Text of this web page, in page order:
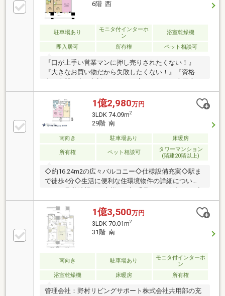
可能◇ペット飼育可能（規約あり）◆その他充実の共
用部
6階 西
駐車場あり
モニタ付インターホ
ン
浴室乾燥機
即入居可 所有権 ペット相談可
『口が上手い営業マンに押し売りされたくない！』
『大きなお買い物だから失敗したくない！』『資格の
門、実績・経験多数の有資格者のエージェントが、お
客様お一人お一人のお考えを大切にします。
1億2,980万円
3LDK 74.09m2
29階 南
南向き 駐車場あり 床暖房
所有権 ペット相談可
タワーマンション
(階建20階以上)
◇約16.24m2の広々バルコニー◇仕様設備充実◇駅ま
で徒歩4分◇生活に便利な住環境物件の詳細につい
絡下さい。お問い合わせ専用フリーダイヤル 【0120-
104-633】
1億3,500万円
3LDK 70.01m2
31階 南
南向き 駐車場あり
モニタ付インターホ
ン
浴室乾燥機
床暖房 所有権
管理会社：野村リビングサポート株式会社共用部の充